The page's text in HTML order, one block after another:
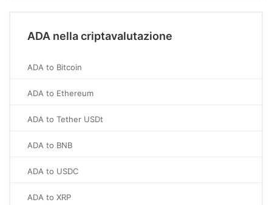
ADA nella criptavalutazione
ADA to Bitcoin
ADA to Ethereum
ADA to Tether USDt
ADA to BNB
ADA to USDC
ADA to XRP